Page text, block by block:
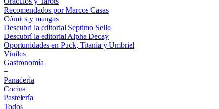
Recomendados por Marcos Casas
Cómics y mangas
Descubri la editorial Septimo Sello
Descubrí la editorial Alpha Decay
Oportunidades en Puck, Titania y Umbriel
Vinilos
Gastronomía
+
Panadería
Cocina
Pastelería
Todos